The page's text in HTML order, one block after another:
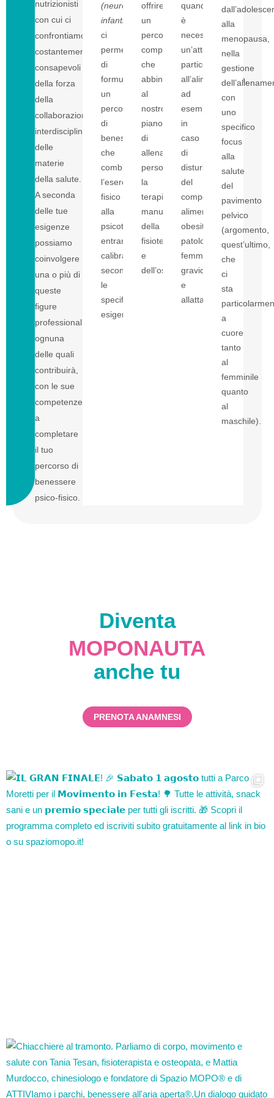
nutrizionisti
con cui ci
confrontiamo
costantemente,
consapevoli
della forza
della
collaborazione
interdisciplinare
delle
materie
della salute.
A seconda
delle tue
esigenze
possiamo
coinvolgere
una o più di
queste
figure
professionali,
ognuna
delle quali
contribuirà,
con le sue
competenze,
a
completare
il tuo
percorso di
benessere
psico-fisico.
(neuropsichiatra
infantile)
ci
permette
di
formulare
un
percorso
di
benessere
che
combina
l’esercizio
fisico
alla
psicoterapia,
entrambi
calibrati
secondo
le
specifiche
esigenze.
offrire
un
percorso
completo
che
abbina
al
nostro
piano
di
allenamento
personalizzato
la
terapia
manuale
della
fisioterapia
e
dell’osteopatia.
quando
è
necessaria
un’attenzione
particolare
all’alimentazione,
ad
esempio
in
caso
di
disturbi
del
comportamento
alimentare,
obesità,
patologie
femminili,
gravidanza
e
allattamento.
alla
menopausa,
nella
gestione
con
uno
specifico
focus
alla
salute
del
pavimento
pelvico
(argomento,
quest’ultimo,
che
ci
sta
a
cuore
tanto
al
femminile
quanto
al
maschile).
Diventa
MOPONAUTA
anche tu
PRENOTA ANAMNESI